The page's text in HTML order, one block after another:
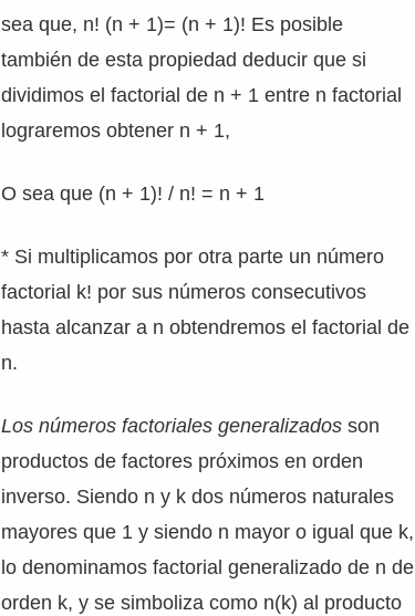
sea que, n! (n + 1)= (n + 1)! Es posible
también de esta propiedad deducir que si
dividimos el factorial de n + 1 entre n factorial
lograremos obtener n + 1,
O sea que (n + 1)! / n! = n + 1
* Si multiplicamos por otra parte un número
factorial k! por sus números consecutivos
hasta alcanzar a n obtendremos el factorial de
n.
Los números factoriales generalizados son
productos de factores próximos en orden
inverso. Siendo n y k dos números naturales
mayores que 1 y siendo n mayor o igual que k,
lo denominamos factorial generalizado de n de
orden k, y se simboliza como n(k) al producto